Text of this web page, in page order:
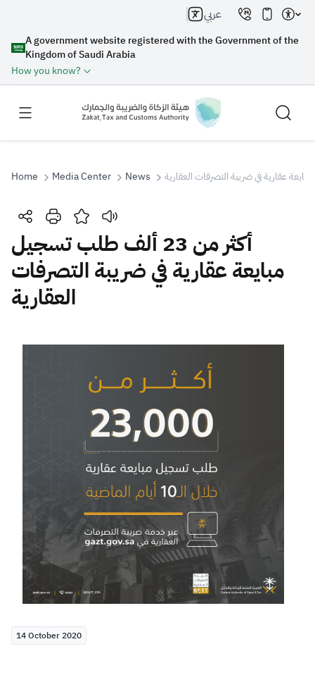
A government website registered with the Government of the
Kingdom of Saudi Arabia
How you know?
عربي
Search
Search Search AI
Suggestions
Zakat Customs VAT
Tax Declaration
Home Media Center News
أكثر من 23 ألف طلب تسجيل
مبايعة عقارية في ضريبة التصرفات
العقارية
14 October 2020